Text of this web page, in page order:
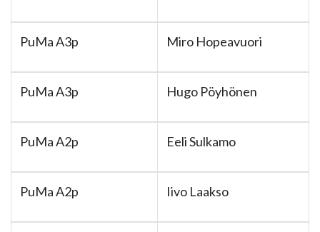
PuMa A3p Miro Hopeavuori
PuMa A3p Hugo Pöyhönen
PuMa A2p Eeli Sulkamo
PuMa A2p Iivo Laakso